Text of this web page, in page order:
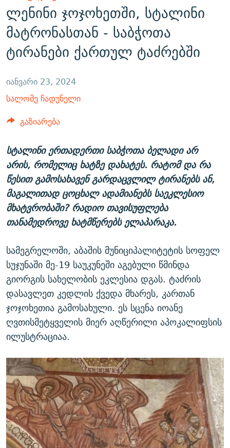
ᲛᲝᲚᲐᲞᲐᲠᲐᲙᲔ ᲢᲔᲥᲡᲢᲔᲑᲘ
ᲨᲘᲜ - ᲣᲪᲮᲝᲔᲗᲨᲘ
ᲚᲘᲢᲔᲠᲐᲢᲣᲠᲣᲚᲘ ᲬᲐᲮᲜᲐᲒᲔᲑᲘ
ᲘᲛᲞᲔᲠᲘᲐ ᲓᲐ ᲠᲐᲓᲘᲝ
ᲩᲔᲛᲘ ᲡᲘᲙᲕᲓᲘᲚᲘᲡ ᲛᲘᲖᲔᲖᲘᲐ COVID-19
11 ᲬᲔᲚᲘ - 11 ᲐᲛᲑᲐᲕᲘ
ᲡᲐᲞᲐᲠᲚᲐᲛᲔᲜᲢᲝ ᲐᲠᲩᲔᲕᲜᲔᲑᲘᲡ ᲘᲡᲢᲝᲠᲘᲐ
5 ᲐᲛᲑᲐᲕᲘ - 20 ᲘᲕᲜᲘᲡᲡ ᲓᲐᲨᲐᲕᲔᲑᲣᲚᲔᲑᲘ
ᲐᲒᲕᲘᲡᲢᲝᲡ ᲝᲛᲘ
ПРИВЕТ ᲙᲣᲚᲢᲣᲠᲐ
ᲒᲐᲛᲝᲘᲬᲔᲠᲔ
რთე/რთ-ის ყველა საიტი
ლენინი ჯოჯოხეთში, სტალინი
მატრონასთან - საბჭოთა
ტირანები ქართულ ტაძრებში
იანვარი 23, 2024
სალომე ჩადუნელი
გაზიარება
სტალინი ერთადერთი საბჭოთა ბელადი არ
არის, რომელიც ხატზე დახატეს. რატომ და რა
წესით გამოსახავენ გარდაცვლილ ტირანებს ან,
მაგალითად ცოცხალ ადამიანებს საეკლესიო
მხატვრობაში? რადიო თავისუფლება
თანამედროვე ხატმწერებს ელაპარაკა.
სამეგრელოში, აბაშის მუნიციპალიტეტის სოფელ
სუჯუნაში მე-19 საუკუნეში აგებული წმინდა
გიორგის სახელობის ეკლესია დგას. ტაძრის
დასავლეთ კედლის ქვედა მხარეს, კართან
ჯოჯოხეთია გამოსახული. ეს სცენა იოანე
ღვთისმეტყველის მიერ აღწერილი აპოკალიფსის
ილუსტრაციაა.